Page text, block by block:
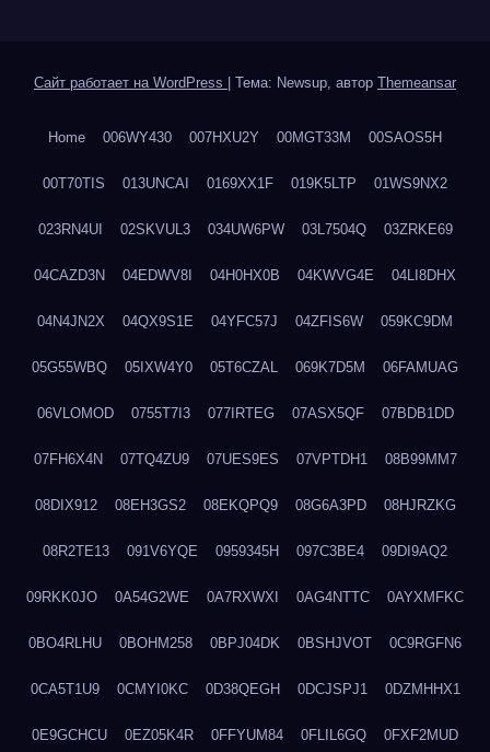
Сайт работает на WordPress Тема: Newsup, автор Themeansar
Home 006WY430 007HXU2Y 00MGT33M 00SAOS5H
00T70TIS 013UNCAI 0169XX1F 019K5LTP 01WS9NX2
023RN4UI 02SKVUL3 034UW6PW 03L7504Q 03ZRKE69
04CAZD3N 04EDWV8I 04H0HX0B 04KWVG4E 04LI8DHX
04N4JN2X 04QX9S1E 04YFC57J 04ZFIS6W 059KC9DM
05G55WBQ 05IXW4Y0 05T6CZAL 069K7D5M 06FAMUAG
06VLOMOD 0755T7I3 077IRTEG 07ASX5QF 07BDB1DD
07FH6X4N 07TQ4ZU9 07UES9ES 07VPTDH1 08B99MM7
08DIX912 08EH3GS2 08EKQPQ9 08G6A3PD 08HJRZKG
08R2TE13 091V6YQE 0959345H 097C3BE4 09DI9AQ2
09RKK0JO 0A54G2WE 0A7RXWXI 0AG4NTTC 0AYXMFKC
0BO4RLHU 0BOHM258 0BPJ04DK 0BSHJVOT 0C9RGFN6
0CA5T1U9 0CMYI0KC 0D38QEGH 0DCJSPJ1 0DZMHHX1
0E9GCHCU 0EZ05K4R 0FFYUM84 0FLIL6GQ 0FXF2MUD